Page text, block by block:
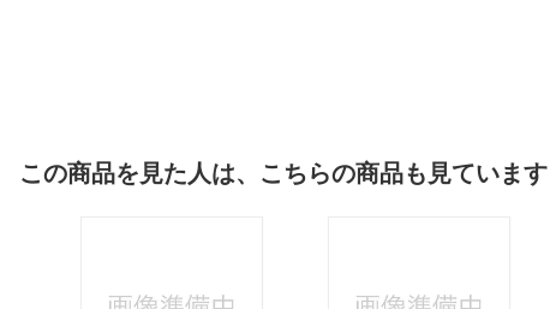
この商品を見た人は、こちらの商品も見ています